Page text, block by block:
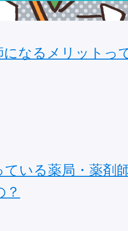
になるメリットっ
ている薬局・薬剤
？